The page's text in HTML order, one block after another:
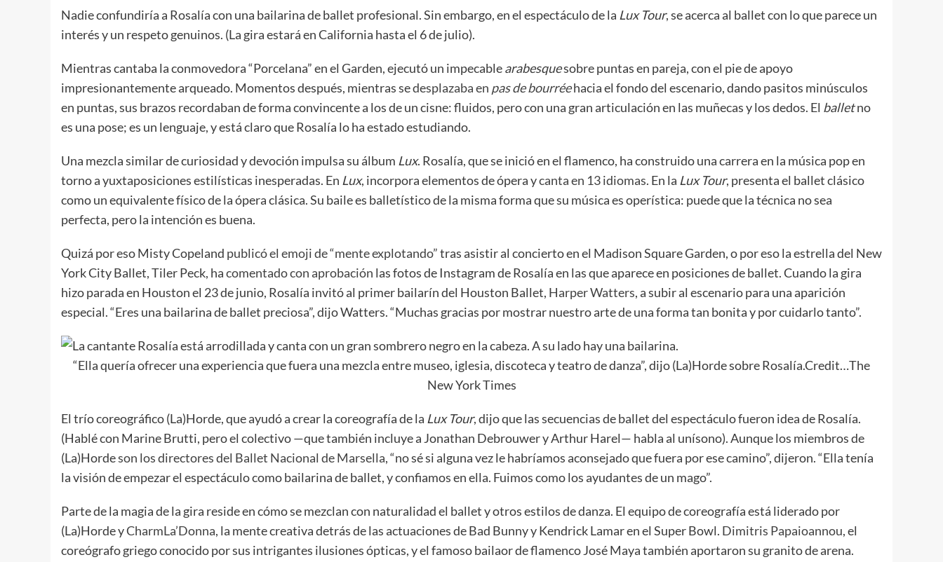
Nadie confundiría a Rosalía con una bailarina de ballet profesional. Sin embargo, en el espectáculo de la Lux Tour, se acerca al balletcon lo que parece un
interés y un respeto genuinos. (La gira estará en California hasta el 6 de julio).
Mientras cantaba la conmovedora “Porcelana” en el Garden, ejecutó un impecablearabesquesobre puntas en pareja, con el pie de apoyo
impresionantemente arqueado. Momentos después, mientras sedesplazaba en pas de bourréehacia el fondo del escenario, dando pasitos minúsculos
en puntas, sus brazos recordaban de forma convincente a los de un cisne: fluidos, pero con una gran articulación en las muñecas y los dedos. El balletno
es una pose; es un lenguaje, y está claro que Rosalía lo ha estado estudiando.
Una mezcla similar de curiosidad y devoción impulsa su álbum Lux. Rosalía, que se inició en el flamenco, ha construido una carrera en la música pop en
torno a yuxtaposiciones estilísticas inesperadas. En Lux, incorpora elementos de ópera ycanta en 13 idiomas. En la Lux Tour, presenta el ballet clásico
como un equivalente físico de la ópera clásica. Su baile es balletístico de la misma forma que su música es operística: puede que la técnica no sea
perfecta, pero la intención es buena.
Quizá por eso Misty Copeland publicó el emoji de “mente explotando”tras asistir al concierto en el Madison Square Garden, o por eso la estrella del New
York City Ballet, Tiler Peck, hacomentado con aprobación las fotos de Instagram de Rosalía en las que aparece en posiciones de ballet. Cuando la gira
hizo parada en Houston el 23 de junio, Rosalía invitó al primer bailarín del Houston Ballet, Harper Watters, a subir al escenario para una aparición
especial. “Eres una bailarina de ballet preciosa”, dijo Watters. “Muchas gracias por mostrar nuestro arte de una forma tan bonita y por cuidarlo tanto”.
“Ella quería ofrecer una experiencia que fuera una mezcla entre museo, iglesia, discoteca y teatro de danza”, dijo (La)Horde sobre Rosalía.Credit…The
New York Times
El trío coreográfico (La)Horde, que ayudó a crear la coreografía de la Lux Tour, dijo que las secuencias de balletdel espectáculo fueron idea de Rosalía.
(Hablé con Marine Brutti, pero el colectivo —que también incluye a Jonathan Debrouwer y Arthur Harel— habla al unísono). Aunque los miembros de
(La)Hordeson los directores del Ballet Nacional de Marsella, “no sé si alguna vez le habríamos aconsejado que fuera por ese camino”, dijeron. “Ella tenía
la visión de empezar el espectáculo como bailarina de ballet, y confiamos en ella. Fuimos como los ayudantes de un mago”.
Parte de la magia de la gira reside en cómo se mezclan con naturalidad el ballety otros estilos de danza. El equipo de coreografía está liderado por
(La)Horde yCharmLa’Donna, la mente creativa detrás de las actuaciones de Bad Bunny y Kendrick Lamar en el Super Bowl. Dimitris Papaioannou, el
coreógrafo griego conocido por sus intrigantes ilusiones ópticas, y el famoso bailaor de flamenco José Maya también aportaron su granito de arena.